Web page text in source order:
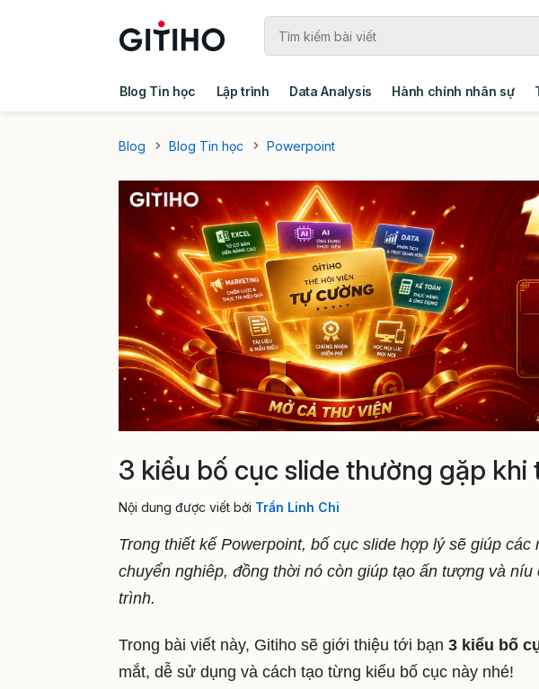
Blog Tin học Lập trình Data Analysis Hành chính nhân sự
Blog
Blog Tin học Powerpoint
3 kiểu bố cục slide thường gặp
Nội dung được viết bởi Trần Linh Chi
Trong thiết kế Powerpoint, bố cục slide hợp lý sẽ giúp
chuyển nghiêp, đồng thời nó còn giúp tạo ấn tượng và
trình.
Trong bài viết này, Gitiho sẽ giới thiệu tới bạn 3 kiểu bố
mắt, dễ sử dụng và cách tạo từng kiểu bố cục này nhé!